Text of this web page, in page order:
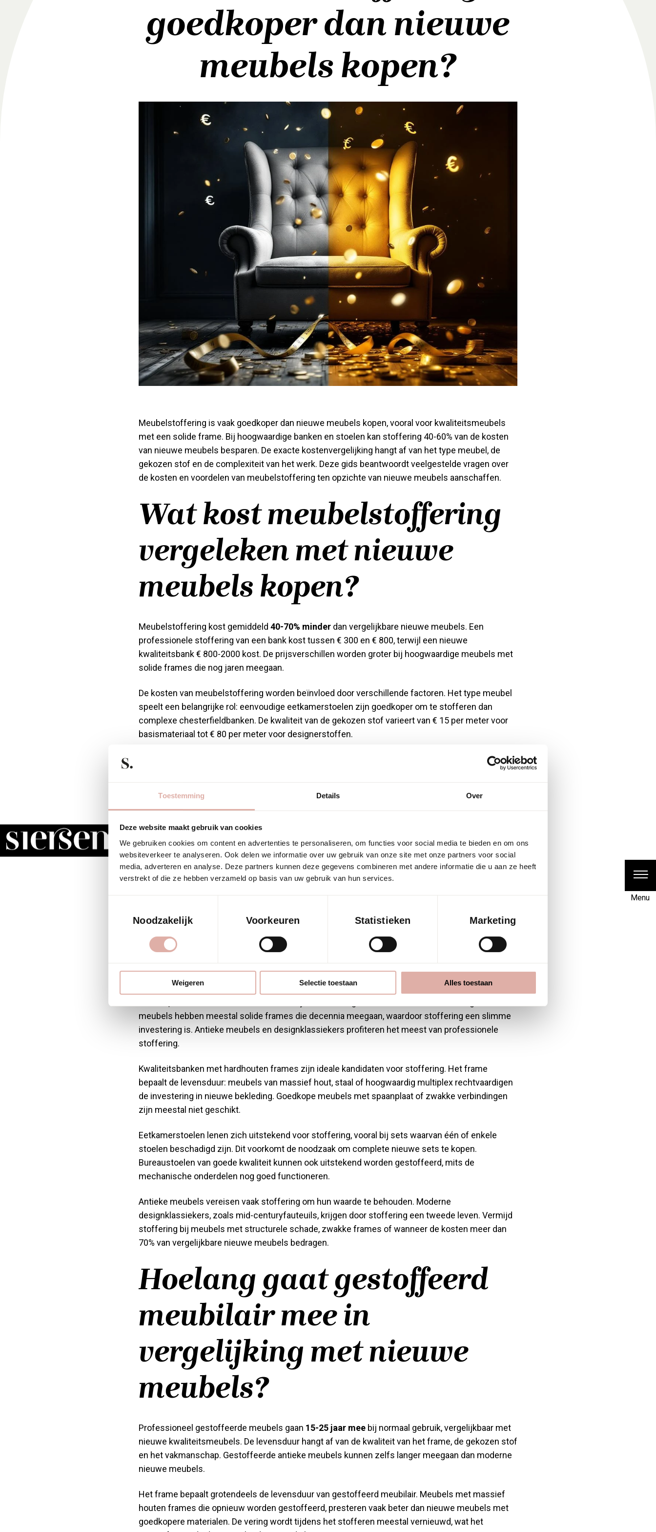
Toestemming Details Over
Deze website maakt gebruik van cookies
We gebruiken cookies om content en advertenties te personaliseren, om functies voor social media te bieden en om ons
websiteverkeer te analyseren. Ook delen we informatie over uw gebruik van onze site met onze partners voor social
media, adverteren en analyse. Deze partners kunnen deze gegevens combineren met andere informatie die u aan ze heeft
verstrekt of die ze hebben verzameld op basis van uw gebruik van hun services.
Noodzakelijk Voorkeuren Statistieken Marketing
Weigeren Selectie toestaan Alles toestaan
Menu
goedkoper dan nieuwe
meubels kopen?
Meubelstoffering is vaak goedkoper dan nieuwe meubels kopen, vooral voor kwaliteitsmeubels
met een solide frame. Bij hoogwaardige banken en stoelen kan stoffering 40-60% van de kosten
van nieuwe meubels besparen. De exacte kostenvergelijking hangt af van het type meubel, de
gekozen stof en de complexiteit van het werk. Deze gids beantwoordt veelgestelde vragen over
de kosten en voordelen van meubelstoffering ten opzichte van nieuwe meubels aanschaffen.
Wat kost meubelstoffering
vergeleken met nieuwe
meubels kopen?
Meubelstoffering kost gemiddeld 40-70% minderdan vergelijkbare nieuwe meubels. Een
professionele stoffering van een bank kost tussen € 300 en € 800, terwijl een nieuwe
kwaliteitsbank € 800-2000 kost. De prijsverschillen worden groter bij hoogwaardige meubels met
solide frames die nog jaren meegaan.
De kosten van meubelstoffering worden beïnvloed door verschillende factoren. Het type meubel
speelt een belangrijke rol: eenvoudige eetkamerstoelen zijn goedkoper om te stofferen dan
complexe chesterfieldbanken. De kwaliteit van de gekozen stof varieert van € 15 per meter voor
basismateriaal tot € 80 per meter voor designerstoffen.
Bij nieuwe meubels betaal je niet alleen voor materialen, maar ook voor marketing, winkelmarges
en merkwaarde. Meubelstoffering elimineert deze extra kosten en behoudt de kwaliteit van het
oorspronkelijke waarde te behouden.
Complexe werkzaamheden, zoals het vervangen van vering of reparaties aan het frame, kunnen
de kosten verhogen. Toch blijft de totaalprijs meestal aanzienlijk lager dan een nieuwe aankoop,
vooral bij meubels van goede kwaliteit.
Welke meubels zijn het
meest geschikt voor
stoffering?
meubels hebben meestal solide frames die decennia meegaan, waardoor stoffering een slimme
investering is. Antieke meubels en designklassiekers profiteren het meest van professionele
stoffering.
Kwaliteitsbanken met hardhouten frames zijn ideale kandidaten voor stoffering. Het frame
bepaalt de levensduur: meubels van massief hout, staal of hoogwaardig multiplex rechtvaardigen
de investering in nieuwe bekleding. Goedkope meubels met spaanplaat of zwakke verbindingen
zijn meestal niet geschikt.
Eetkamerstoelen lenen zich uitstekend voor stoffering, vooral bij sets waarvan één of enkele
stoelen beschadigd zijn. Dit voorkomt de noodzaak om complete nieuwe sets te kopen.
Bureaustoelen van goede kwaliteit kunnen ook uitstekend worden gestoffeerd, mits de
mechanische onderdelen nog goed functioneren.
Antieke meubels vereisen vaak stoffering om hun waarde te behouden. Moderne
designklassiekers, zoals mid-centuryfauteuils, krijgen door stoffering een tweede leven. Vermijd
stoffering bij meubels met structurele schade, zwakke frames of wanneer de kosten meer dan
70% van vergelijkbare nieuwe meubels bedragen.
Hoelang gaat gestoffeerd
meubilair mee in
vergelijking met nieuwe
meubels?
Professioneel gestoffeerde meubels gaan 15-25 jaar meebij normaal gebruik, vergelijkbaar met
nieuwe kwaliteitsmeubels. De levensduur hangt af van de kwaliteit van het frame, de gekozen stof
en het vakmanschap. Gestoffeerde antieke meubels kunnen zelfs langer meegaan dan moderne
nieuwe meubels.
Het frame bepaalt grotendeels de levensduur van gestoffeerd meubilair. Meubels met massief
houten frames die opnieuw worden gestoffeerd, presteren vaak beter dan nieuwe meubels met
goedkopere materialen. De vering wordt tijdens het stofferen meestal vernieuwd, wat het